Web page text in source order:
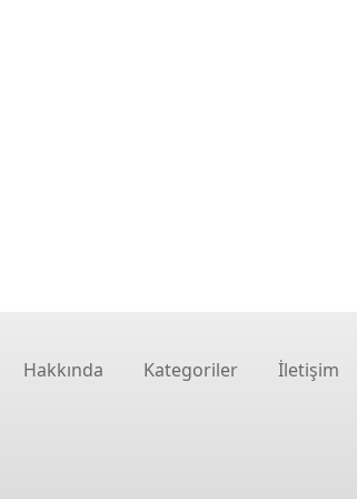
Hakkında Kategoriler İletişim